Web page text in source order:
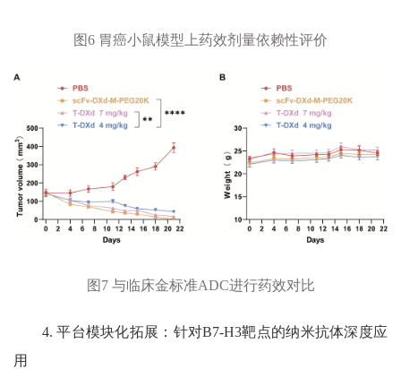
图6 胃癌小鼠模型上药效剂量依赖性评价
图 7 与临床金标准ADC进行药效对比
4.平台模块化拓展：针对B7-H3靶点的纳米抗体深度应
用